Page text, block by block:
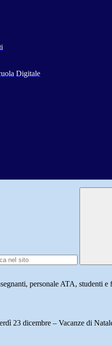
Digitale
personale ATA, studenti
23 dicembre – Vacanze di